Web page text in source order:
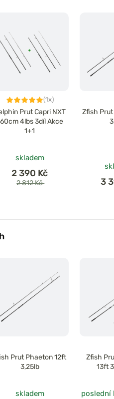
(1x)
Prut Capri NXT
4lbs 3díl Akce
1+1
skladem
2 390 Kč
2 812 Kč
Zfish
3
Prut Phaeton 12ft
3,25lb
skladem
Zfish
13ft
poslední